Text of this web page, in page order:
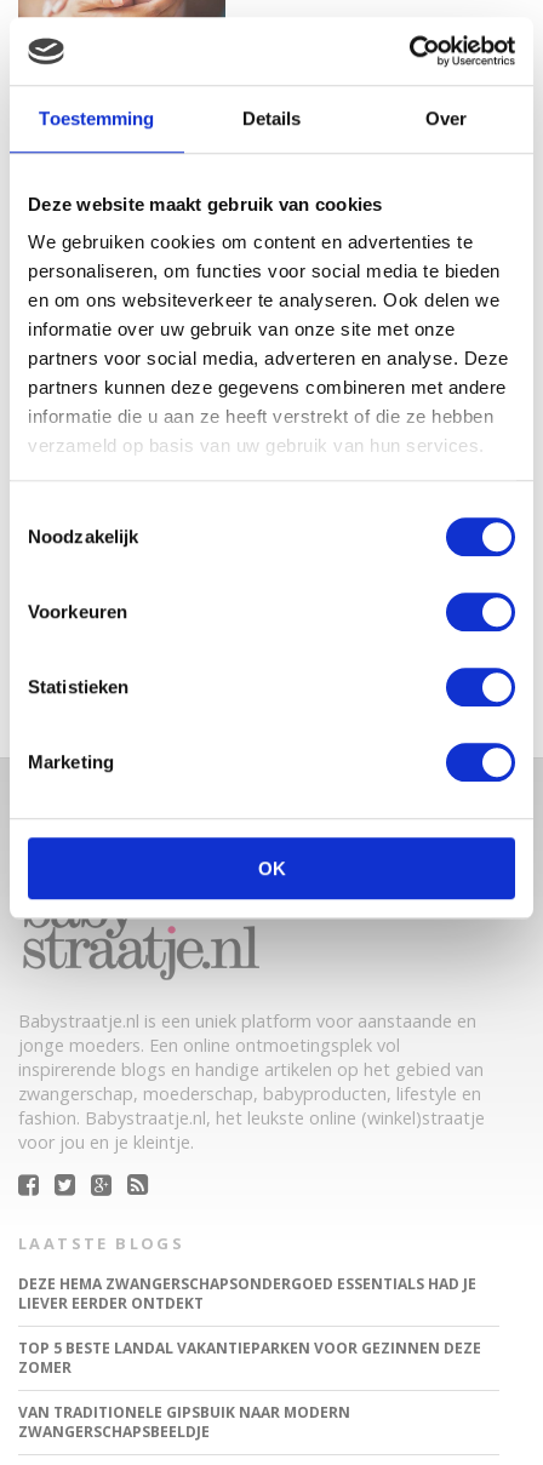
Toestemming Details Over
Deze website maakt gebruik van cookies
We gebruiken cookies om content en advertenties te
personaliseren, om functies voor social media te bieden
en om ons websiteverkeer te analyseren. Ook delen we
informatie over uw gebruik van onze site met onze
partners voor social media, adverteren en analyse. Deze
partners kunnen deze gegevens combineren met andere
informatie die u aan ze heeft verstrekt of die ze hebben
verzameld op basis van uw gebruik van hun services.
Noodzakelijk
Voorkeuren
Statistieken
Marketing
OK
MET DOCHTERTJE SCOTTIE
KIM KÖTTER DEELT PRACHTIGE
GEZINSFOTO MET HAAR
MANNEN
JOSJE HUISMAN SHOWT
BABYBUIK OP IBIZA
PRACHTIGE FOTO MET BABY
Babystraatje.nl is een uniek platform voor aanstaande en
jonge moeders. Een online ontmoetingsplek vol
inspirerende blogs en handige artikelen op het gebied van
zwangerschap, moederschap, babyproducten, lifestyle en
fashion. Babystraatje.nl, het leukste online (winkel)straatje
voor jou en je kleintje.
LAATSTE BLOGS
DEZE HEMA ZWANGERSCHAPSONDERGOED ESSENTIALS HAD JE
LIEVER EERDER ONTDEKT
TOP 5 BESTE LANDAL VAKANTIEPARKEN VOOR GEZINNEN DEZE
ZOMER
VAN TRADITIONELE GIPSBUIK NAAR MODERN
ZWANGERSCHAPSBEELDJE